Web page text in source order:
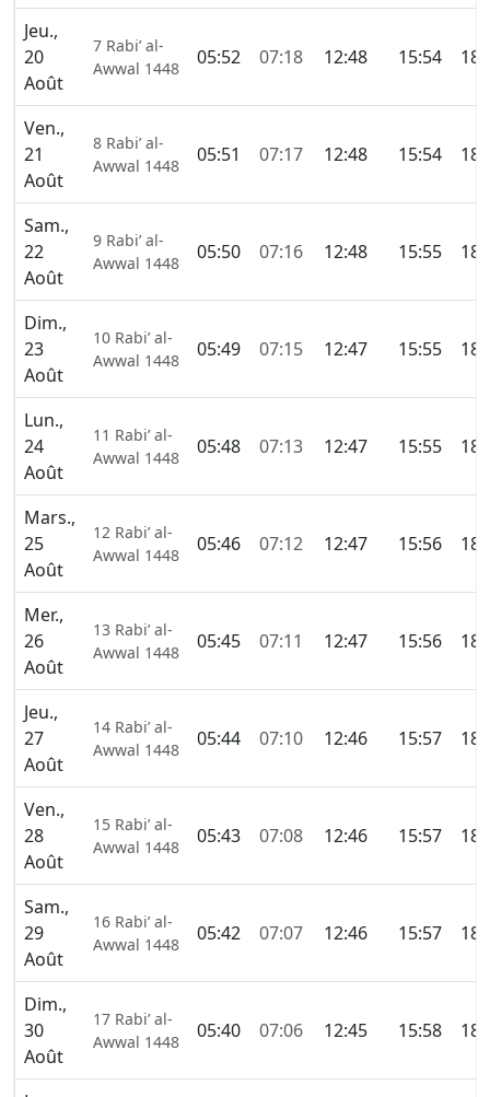
Jeu.,
20
Août
7 Rabi’ al-
Awwal 1448
05:52 07:18 12:48 15:54
Ven.,
21
Août
8 Rabi’ al-
Awwal 1448
05:51 07:17 12:48 15:54
Sam.,
22
Août
9 Rabi’ al-
Awwal 1448
05:50 07:16 12:48 15:55
Dim.,
23
Août
10 Rabi’ al-
Awwal 1448
05:49 07:15 12:47 15:55
Lun.,
24
Août
11 Rabi’ al-
Awwal 1448
05:48 07:13 12:47 15:55
Mars.,
25
Août
12 Rabi’ al-
Awwal 1448
05:46 07:12 12:47 15:56
Mer.,
26
Août
13 Rabi’ al-
Awwal 1448
05:45 07:11 12:47 15:56
Jeu.,
27
Août
14 Rabi’ al-
Awwal 1448
05:44 07:10 12:46 15:57
Ven.,
28
Août
15 Rabi’ al-
Awwal 1448
05:43 07:08 12:46 15:57
Sam.,
29
Août
16 Rabi’ al-
Awwal 1448
05:42 07:07 12:46 15:57
Dim.,
30
Août
17 Rabi’ al-
Awwal 1448
05:40 07:06 12:45 15:58